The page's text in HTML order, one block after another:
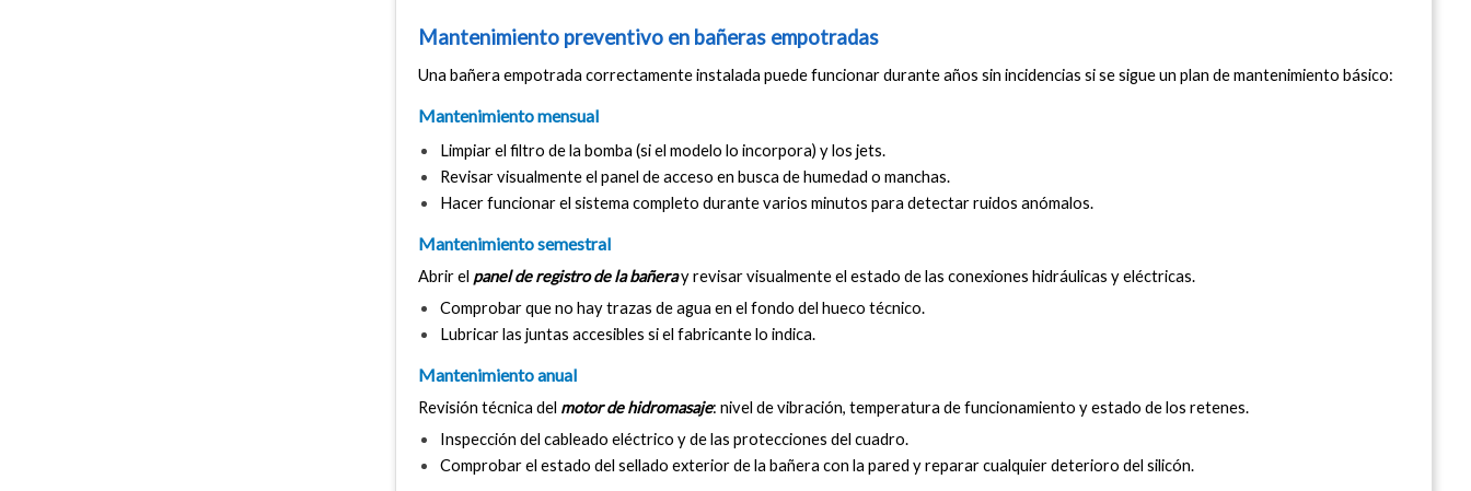
Mantenimiento preventivo en bañeras empotradas
Una bañera empotrada correctamente instalada puede funcionar durante años sin incidencias si se sigue un plan de mantenimiento básico:
Mantenimiento mensual
Limpiar el filtro de la bomba (si el modelo lo incorpora) y los jets.
Revisar visualmente el panel de acceso en busca de humedad o manchas.
Hacer funcionar el sistema completo durante varios minutos para detectar ruidos anómalos.
Mantenimiento semestral
Abrir el panel de registro de la bañera y revisar visualmente el estado de las conexiones hidráulicas y eléctricas.
Comprobar que no hay trazas de agua en el fondo del hueco técnico.
Lubricar las juntas accesibles si el fabricante lo indica.
Mantenimiento anual
Revisión técnica del motor de hidromasaje: nivel de vibración, temperatura de funcionamiento y estado de los retenes.
Inspección del cableado eléctrico y de las protecciones del cuadro.
Comprobar el estado del sellado exterior de la bañera con la pared y reparar cualquier deterioro del silicón.